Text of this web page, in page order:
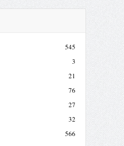
545
3
21
76
27
32
566